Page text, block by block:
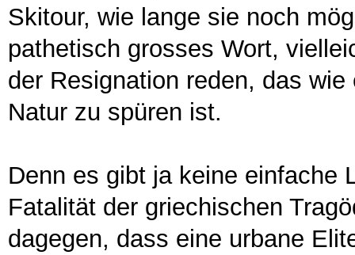
Skitour, wie lange sie noch
pathetisch grosses Wort,
der Resignation reden, das
Natur zu spüren ist.
Denn es gibt ja keine einfache
Fatalität der griechischen
dagegen, dass eine urbane